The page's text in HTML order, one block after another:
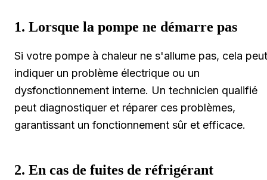
1. Lorsque la pompe ne démarre pas
Si votre pompe à chaleur ne s'allume pas, cela peut
indiquer un problème électrique ou un
dysfonctionnement interne. Un technicien qualifié
peut diagnostiquer et réparer ces problèmes,
garantissant un fonctionnement sûr et efficace.
2. En cas de fuites de réfrigérant